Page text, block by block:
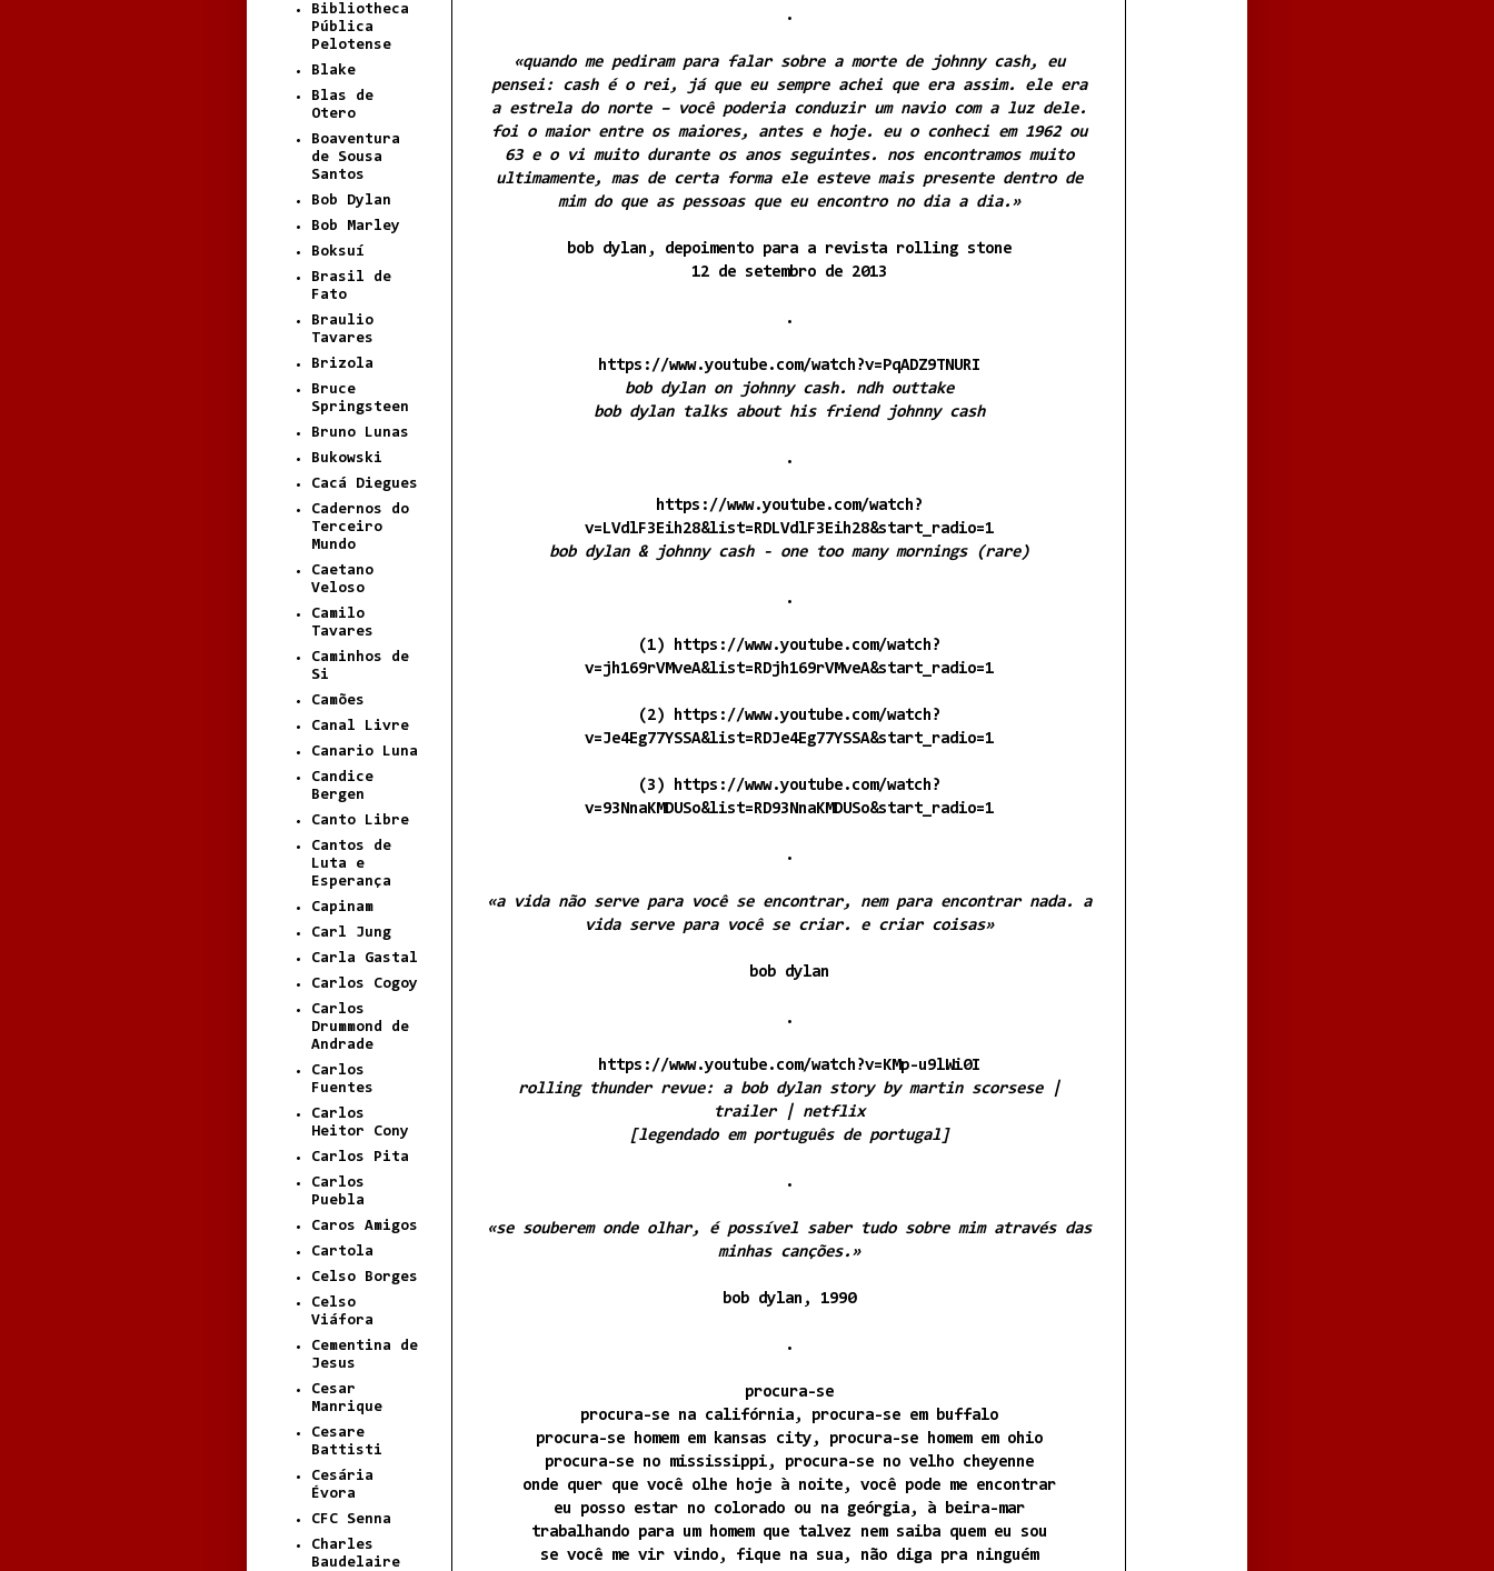
.
«quando me pediram para falar sobre a morte de johnny cash, eu
pensei: cash é o rei, já que eu sempre achei que era assim. ele era
a estrela do norte – você poderia conduzir um navio com a luz dele.
foi o maior entre os maiores, antes e hoje. eu o conheci em 1962 ou
63 e o vi muito durante os anos seguintes. nos encontramos muito
ultimamente, mas de certa forma ele esteve mais presente dentro de
mim do que as pessoas que eu encontro no dia a dia.»
bob dylan, depoimento para a revista rolling stone
12 de setembro de 2013
.
https://www.youtube.com/watch?v=PqADZ9TNURI
bob dylan on johnny cash. ndh outtake
bob dylan talks about his friend johnny cash
.
https://www.youtube.com/watch?
v=LVdlF3Eih28&list=RDLVdlF3Eih28&start_radio=1
bob dylan & johnny cash - one too many mornings (rare)
.
(1)
https://www.youtube.com/watch?
v=jh169rVMveA&list=RDjh169rVMveA&start_radio=1
(2)
https://www.youtube.com/watch?
v=Je4Eg77YSSA&list=RDJe4Eg77YSSA&start_radio=1
(3)
https://www.youtube.com/watch?
v=93NnaKMDUSo&list=RD93NnaKMDUSo&start_radio=1
.
«a vida não serve para você se encontrar, nem para encontrar nada. a
vida serve para você se criar. e criar coisas»
bob dylan
.
https://www.youtube.com/watch?v=KMp-u9lWi0I
rolling thunder revue: a bob dylan story by martin scorsese |
trailer | netflix
[legendado em português de portugal]
.
«se souberem onde olhar, é possível saber tudo sobre mim através das
minhas canções.»
bob dylan, 1990
.
procura-se
procura-se na califórnia, procura-se em buffalo
procura-se homem em kansas city, procura-se homem em ohio
procura-se no mississippi, procura-se no velho cheyenne
onde quer que você olhe hoje à noite, você pode me encontrar
eu posso estar no colorado ou na geórgia, à beira-mar
trabalhando para um homem que talvez nem saiba quem eu sou
se você me vir vindo, fique na sua, não diga pra ninguém
Bibliotheca
Pública
Pelotense
Blake
Blas de
Otero
Boaventura
de Sousa
Santos
Bob Dylan
Bob Marley
Boksuí
Brasil de
Fato
Braulio
Tavares
Brizola
Bruce
Springsteen
Bruno Lunas
Bukowski
Cacá Diegues
Cadernos do
Terceiro
Mundo
Caetano
Veloso
Camilo
Tavares
Caminhos de
Si
Camões
Canal Livre
Canario Luna
Candice
Bergen
Canto Libre
Cantos de
Luta e
Esperança
Capinam
Carl Jung
Carla Gastal
Carlos Cogoy
Carlos
Drummond de
Andrade
Carlos
Fuentes
Carlos
Heitor Cony
Carlos Pita
Carlos
Puebla
Caros Amigos
Cartola
Celso Borges
Celso
Viáfora
Cementina de
Jesus
Cesar
Manrique
Cesare
Battisti
Cesária
Évora
CFC Senna
Charles
Baudelaire